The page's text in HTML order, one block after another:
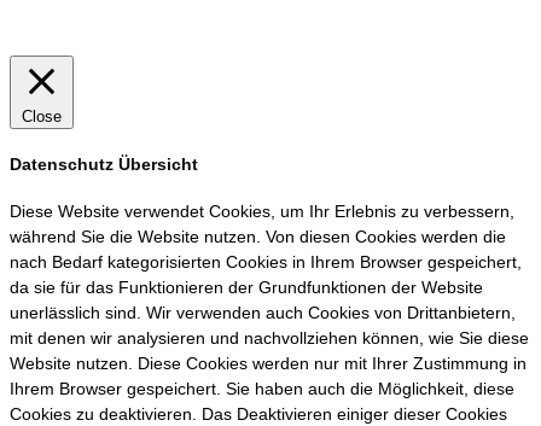
Close
Datenschutz Übersicht
Diese Website verwendet Cookies, um Ihr Erlebnis zu verbessern,
während Sie die Website nutzen. Von diesen Cookies werden die
nach Bedarf kategorisierten Cookies in Ihrem Browser gespeichert,
da sie für das Funktionieren der Grundfunktionen der Website
unerlässlich sind. Wir verwenden auch Cookies von Drittanbietern,
mit denen wir analysieren und nachvollziehen können, wie Sie diese
Website nutzen. Diese Cookies werden nur mit Ihrer Zustimmung in
Ihrem Browser gespeichert. Sie haben auch die Möglichkeit, diese
Cookies zu deaktivieren. Das Deaktivieren einiger dieser Cookies